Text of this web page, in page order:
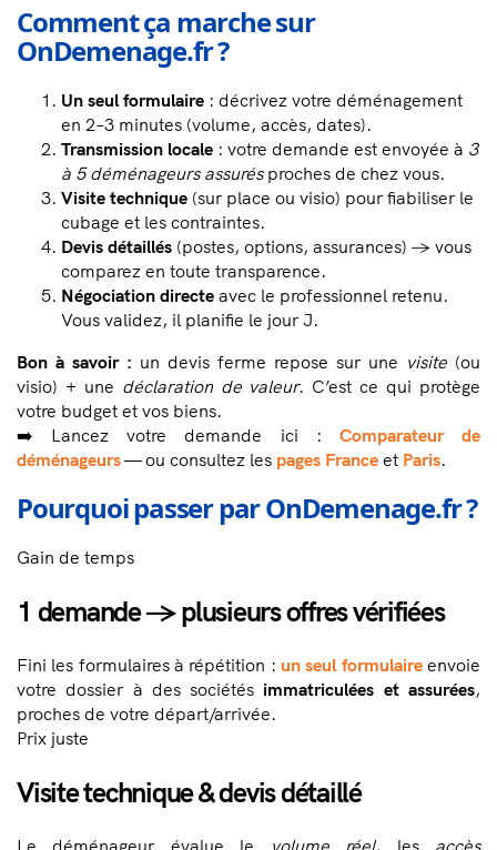
Comment ça marche sur
OnDemenage.fr ?
Un seul formulaire : décrivez votre déménagement
en 2–3 minutes (volume, accès, dates).
Transmission locale : votre demande est envoyée à 3
à 5 déménageurs assurésproches de chez vous.
Visite technique (sur place ou visio) pour fiabiliser le
cubage et les contraintes.
Devis détaillés (postes, options, assurances) → vous
comparez en toute transparence.
Négociation directe avec le professionnel retenu.
Vous validez, il planifie le jour J.
Bon à savoir : un devis ferme repose sur une visite (ou
visio) + une déclaration de valeur. C’est ce qui protège
votre budget et vos biens.
➡️ Lancez votre demande ici : Comparateur de
déménageurs— ou consultez les pages France et Paris.
Pourquoi passer par OnDemenage.fr ?
Gain de temps
1 demande → plusieurs offres vérifiées
Fini les formulaires à répétition : un seul formulaireenvoie
votre dossier à des sociétés immatriculées et assurées,
proches de votre départ/arrivée.
Prix juste
Visite technique & devis détaillé